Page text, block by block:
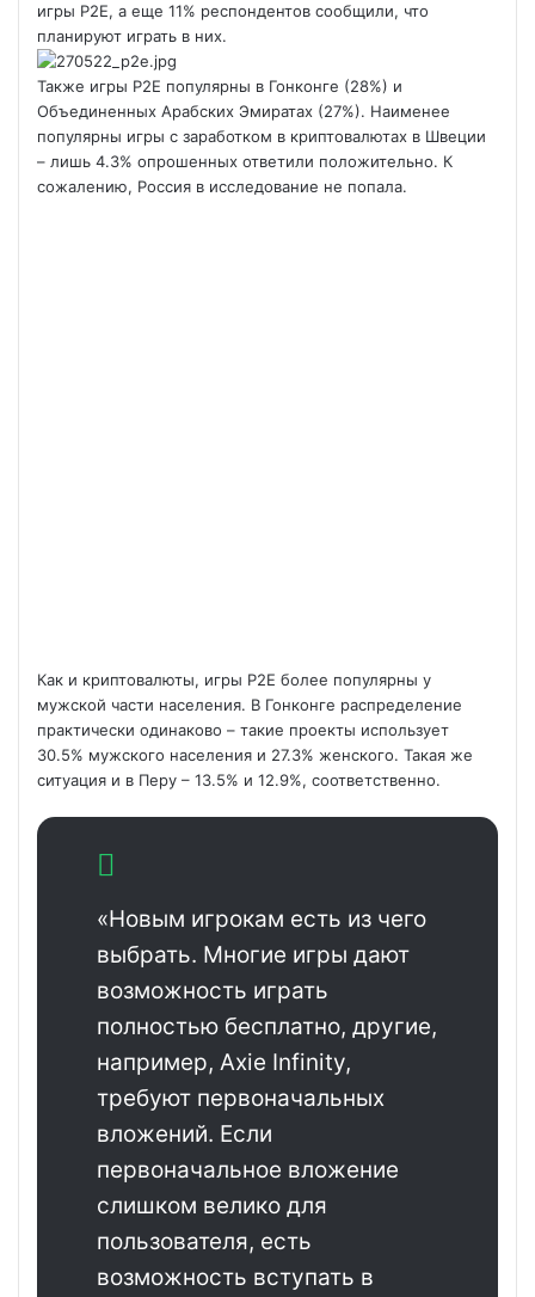
игры P2E, а еще 11% респондентов сообщили, что
планируют играть в них.
Также игры P2E популярны в Гонконге (28%) и
Объединенных Арабских Эмиратах (27%). Наименее
популярны игры с заработком в криптовалютах в Швеции
– лишь 4.3% опрошенных ответили положительно. К
сожалению, Россия в исследование не попала.
Как и криптовалюты, игры P2E более популярны у
мужской части населения. В Гонконге распределение
практически одинаково – такие проекты использует
30.5% мужского населения и 27.3% женского. Такая же
ситуация и в Перу – 13.5% и 12.9%, соответственно.
«Новым игрокам есть из чего
выбрать. Многие игры дают
возможность играть
полностью бесплатно, другие,
например, Axie Infinity,
требуют первоначальных
вложений. Если
первоначальное вложение
слишком велико для
пользователя, есть
возможность вступать в